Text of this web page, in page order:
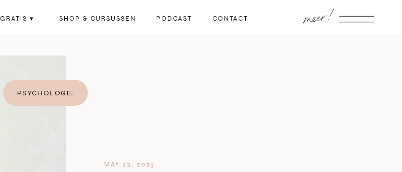
PODCAST meer!
CONTACT
GRATIS ▾ SHOP & CURSUSSEN
MAY 22, 2025
PSYCHOLOGIE